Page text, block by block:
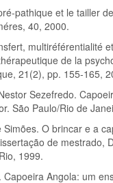
pathique et le tailler
40, 2000.
multiréférentialité
de la
21(2), pp. 155-165,
Sezefredo.
São Paulo/Rio de
Simões. O brincar e a
de mestrado,
1999.
Capoeira Angola: um